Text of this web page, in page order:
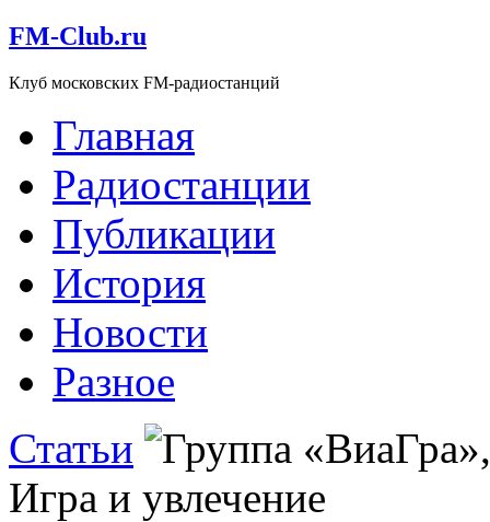
FM-Club.ru
Клуб московских FM-радиостанций
Главная
Радиостанции
Публикации
История
Новости
Разное
Статьи
Игра и увлечение